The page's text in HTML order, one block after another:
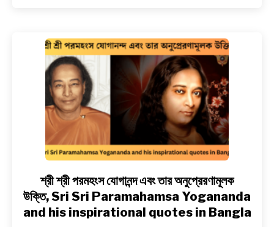
Inspirational
quotes
of
Baba
Ramdev
in
Bengali
link
to
শ্রী
শ্রী শ্রী পরমহংস যোগানন্দ এবং তার অনুপ্রেরণামূলক
উক্তি, Sri Sri Paramahamsa Yogananda
and his inspirational quotes in Bangla